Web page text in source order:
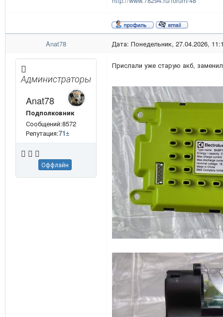
Anat78 Дата: Понедельник, 27.04.2026,
Администраторы
Anat78
Подполковник
Сообщений:8572
Репутация:71±
Оффлайн
Прислали уже старую акб,